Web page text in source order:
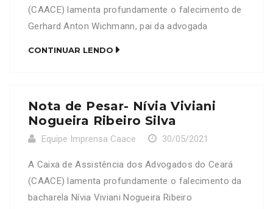
(CAACE) lamenta profundamente o falecimento de
Gerhard Anton Wichmann, pai da advogada
CONTINUAR LENDO
Nota de Pesar- Nívia Viviani
Nogueira Ribeiro Silva
Equipe Imprensa Caace 30/05/2021
A Caixa de Assistência dos Advogados do Ceará
(CAACE) lamenta profundamente o falecimento da
bacharela Nívia Viviani Nogueira Ribeiro